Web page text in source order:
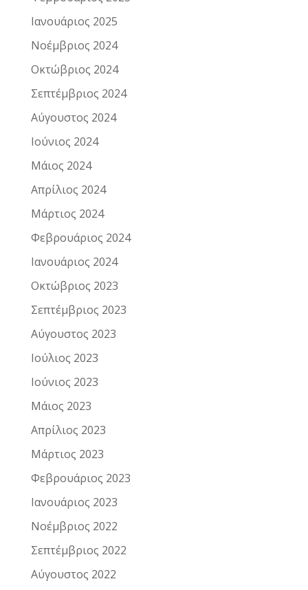
Ιανουάριος 2025
Νοέμβριος 2024
Οκτώβριος 2024
Σεπτέμβριος 2024
Αύγουστος 2024
Ιούνιος 2024
Μάιος 2024
Απρίλιος 2024
Μάρτιος 2024
Φεβρουάριος 2024
Ιανουάριος 2024
Οκτώβριος 2023
Σεπτέμβριος 2023
Αύγουστος 2023
Ιούλιος 2023
Ιούνιος 2023
Μάιος 2023
Απρίλιος 2023
Μάρτιος 2023
Φεβρουάριος 2023
Ιανουάριος 2023
Νοέμβριος 2022
Σεπτέμβριος 2022
Αύγουστος 2022